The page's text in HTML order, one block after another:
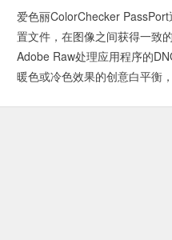
爱色丽ColorChecker
置文件，在图像之间获得一致
Adobe Raw处理应用程序的
暖色或冷色效果的创意白平衡